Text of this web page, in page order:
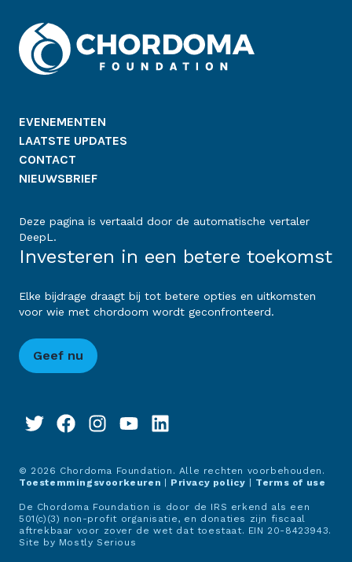
EVENEMENTEN
LAATSTE UPDATES
CONTACT
NIEUWSBRIEF
Deze pagina is vertaald door de automatische vertaler
DeepL.
Investeren in een betere toekomst
Elke bijdrage draagt bij tot betere opties en uitkomsten
voor wie met chordoom wordt geconfronteerd.
Geef nu
© 2026 Chordoma Foundation. Alle rechten voorbehouden.
Toestemmingsvoorkeuren
Privacy policy Terms of use
De Chordoma Foundation is door de IRS erkend als een
501(c)(3) non-profit organisatie, en donaties zijn fiscaal
aftrekbaar voor zover de wet dat toestaat. EIN 20-8423943.
Site by Mostly Serious